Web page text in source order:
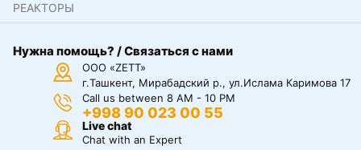
РЕАКТОРЫ
Нужна помощь? / Связаться с нами
ООО «ZETT»
г.Ташкент, Мирабадский р., ул.Ислама Каримова 17
Call us between 8 AM - 10 PM
+998 90 023 00 55
Live chat
Chat with an Expert